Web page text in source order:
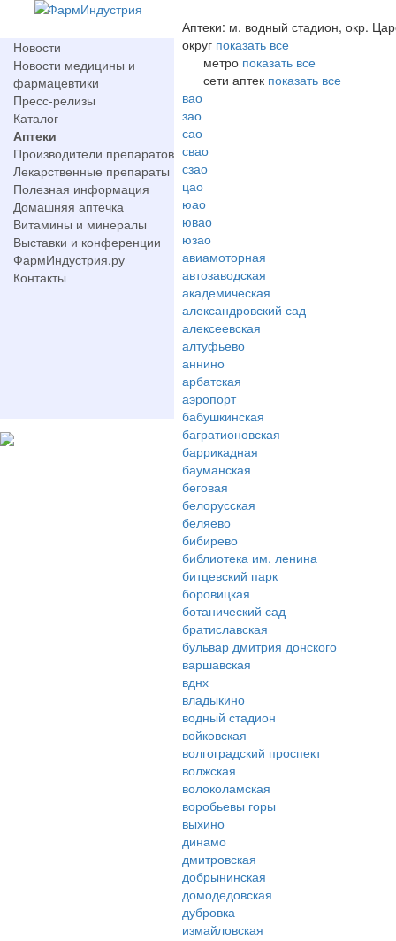
Новости
Новости медицины и
фармацевтики
Пресс-релизы
Каталог
Аптеки
Производители препаратов
Лекарственные препараты
Полезная информация
Домашняя аптечка
Витамины и минералы
Выставки и конференции
ФармИндустрия.ру
Контакты
Аптеки: м. водный стадион, окр.
округ показать все
метро показать все
сети аптек показать все
вао
зао
сао
свао
сзао
цао
юао
ювао
юзао
авиамоторная
автозаводская
академическая
александровский сад
алексеевская
алтуфьево
аннино
арбатская
аэропорт
бабушкинская
багратионовская
баррикадная
бауманская
беговая
белорусская
беляево
бибирево
библиотека им. ленина
битцевский парк
боровицкая
ботанический сад
братиславская
бульвар дмитрия донского
варшавская
вднх
владыкино
водный стадион
войковская
волгоградский проспект
волжская
волоколамская
воробьевы горы
выхино
динамо
дмитровская
добрынинская
домодедовская
дубровка
измайловская